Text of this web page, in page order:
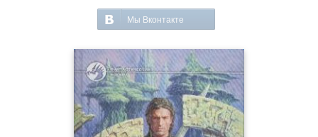
Мы Вконтакте